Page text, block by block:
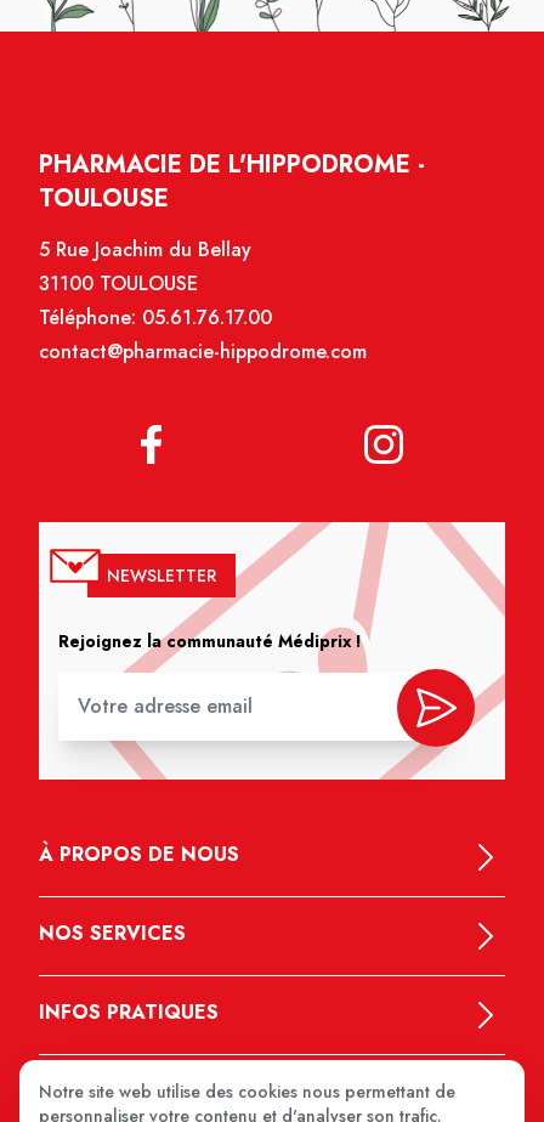
PHARMACIE DE L'HIPPODROME -
TOULOUSE
5 Rue Joachim du Bellay
31100 TOULOUSE
Téléphone: 05.61.76.17.00
contact@pharmacie-hippodrome.com
NEWSLETTER
Rejoignez la communauté Médiprix !
À PROPOS DE NOUS
NOS SERVICES
INFOS PRATIQUES
Notre site web utilise des cookies nous permettant de
personnaliser votre contenu et d'analyser son trafic.